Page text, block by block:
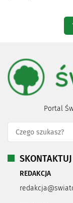
Portal
REDAKCJA